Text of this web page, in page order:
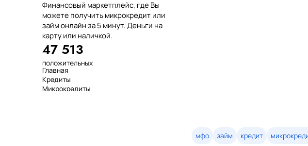
Финансовый маркетплейс, где Вы
можете получить микрокредит или
займ онлайн за 5 минут. Деньги на
карту или наличкой.
47 513
положительных
отзывов
тенге выдано
нашим клиентам
Главная
Кредиты
Микрокредиты
мфо займ кредит